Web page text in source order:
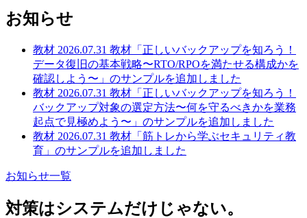
お知らせ
教材 2026.07.31 教材「正しいバックアップを知ろう！
データ復旧の基本戦略〜RTO/RPOを満たせる構成かを
確認しよう〜」のサンプルを追加しました
教材 2026.07.31 教材「正しいバックアップを知ろう！
バックアップ対象の選定方法〜何を守るべきかを業務
起点で見極めよう〜」のサンプルを追加しました
教材 2026.07.31 教材「筋トレから学ぶセキュリティ教
育」のサンプルを追加しました
お知らせ一覧
対策はシステムだけじゃない。